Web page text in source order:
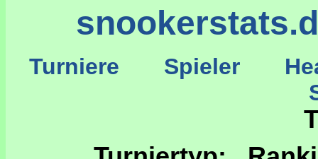
Turniere Spieler